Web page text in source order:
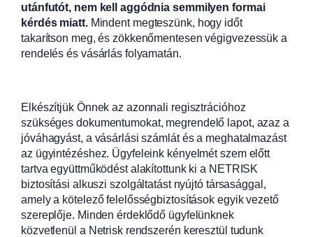
utánfutót, nem kell aggódnia semmilyen formai
kérdés miatt. Mindent megteszünk, hogy időt
takarítson meg, és zökkenőmentesen végigvezessük a
rendelés és vásárlás folyamatán.
Elkészítjük Önnek az azonnali regisztrációhoz
szükséges dokumentumokat, megrendelő lapot, azaz a
jóváhagyást, a vásárlási számlát és a meghatalmazást
az ügyintézéshez. Ügyfeleink kényelmét szem előtt
tartva együttműködést alakítottunk ki a NETRISK
biztosítási alkuszi szolgáltatást nyújtó társasággal,
amely a kötelező felelősségbiztosítások egyik vezető
szereplője. Minden érdeklődő ügyfelünknek
közvetlenül a Netrisk rendszerén keresztül tudunk